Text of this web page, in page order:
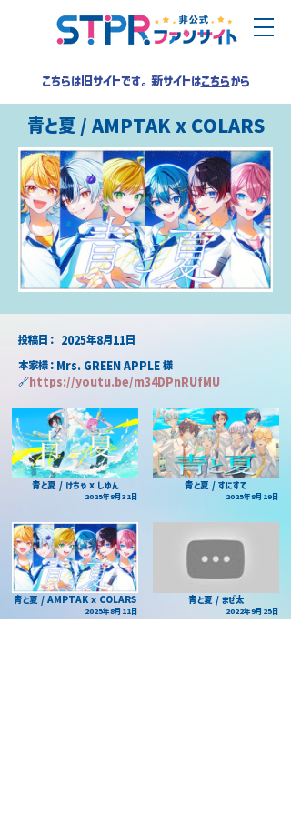
こちらは旧サイトです。新サイトはこちらから
青と夏 / AMPTAK x COLARS
2025年8月11日
​投稿日：
本家様：Mrs. GREEN APPLE 様
🔗https://youtu.be/m34DPnRUfMU
青と夏 / けちゃ x しゆん
2025年8月31日
青と夏 / AMPTAK x COLARS
2025年8月11日
青と夏 / すにすて
2025年8月19日
青と夏 / まぜ太
2022年9月25日